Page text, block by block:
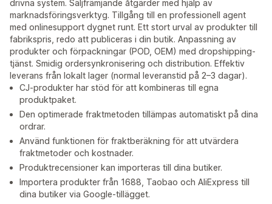
drivna system. Säljfrämjande åtgärder med hjälp av
marknadsföringsverktyg. Tillgång till en professionell agent
med onlinesupport dygnet runt. Ett stort urval av produkter till
fabrikspris, redo att publiceras i din butik. Anpassning av
produkter och förpackningar (POD, OEM) med dropshipping-
tjänst. Smidig ordersynkronisering och distribution. Effektiv
leverans från lokalt lager (normal leveranstid på 2–3 dagar).
CJ-produkter har stöd för att kombineras till egna
produktpaket.
Den optimerade fraktmetoden tillämpas automatiskt på dina
ordrar.
Använd funktionen för fraktberäkning för att utvärdera
fraktmetoder och kostnader.
Produktrecensioner kan importeras till dina butiker.
Importera produkter från 1688, Taobao och AliExpress till
dina butiker via Google-tillägget.